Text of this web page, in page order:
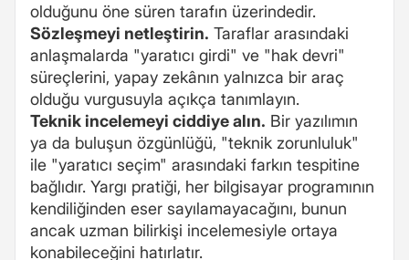
olduğunu öne süren tarafın üzerindedir.
Sözleşmeyi netleştirin. Taraflar arasındaki
anlaşmalarda "yaratıcı girdi" ve "hak devri"
süreçlerini, yapay zekânın yalnızca bir araç
olduğu vurgusuyla açıkça tanımlayın.
Teknik incelemeyi ciddiye alın. Bir yazılımın
ya da buluşun özgünlüğü, "teknik zorunluluk"
ile "yaratıcı seçim" arasındaki farkın tespitine
bağlıdır. Yargı pratiği, her bilgisayar programının
kendiliğinden eser sayılamayacağını, bunun
ancak uzman bilirkişi incelemesiyle ortaya
konabileceğini hatırlatır.